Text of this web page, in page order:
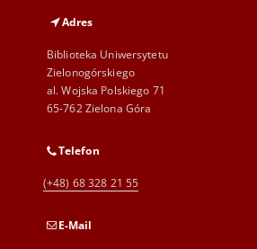
Adres
Biblioteka Uniwersytetu
Zielonogórskiego
al. Wojska Polskiego 71
65-762 Zielona Góra
Telefon
(+48) 68 328 21 55
E-Mail